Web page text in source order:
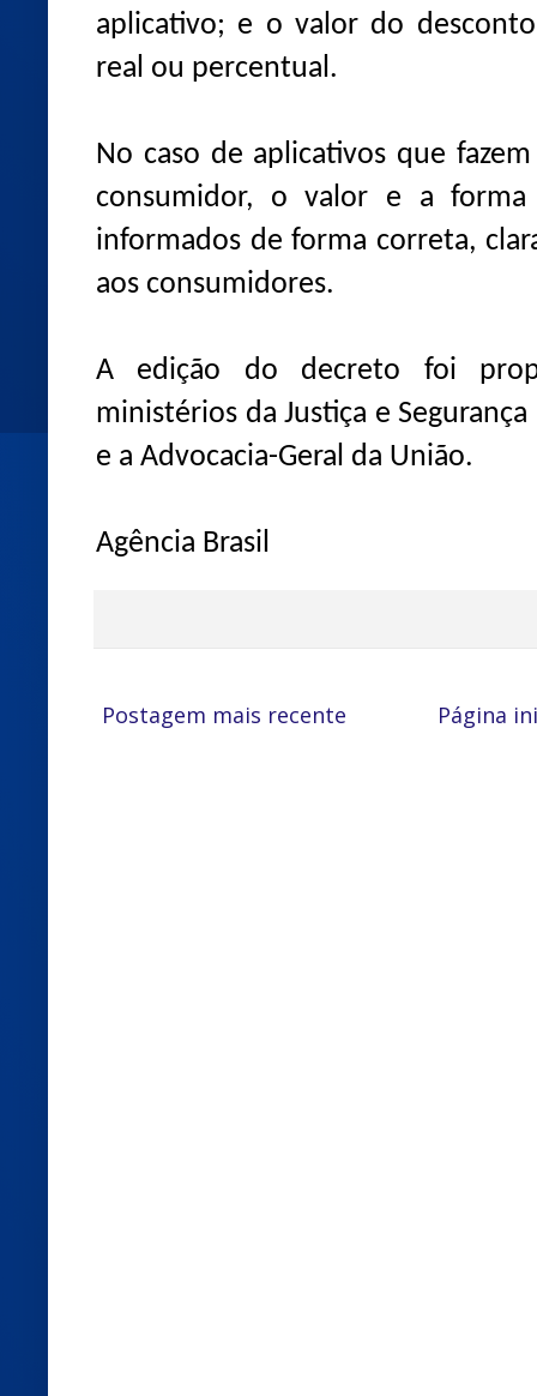
aplicativo; e o valor do
real ou percentual.
No caso de aplicativos que
consumidor, o valor e a forma
informados de forma correta,
aos consumidores.
A edição do decreto foi
ministérios da Justiça e
e a Advocacia-Geral da União.
Agência Brasil
Postagem mais recente Página